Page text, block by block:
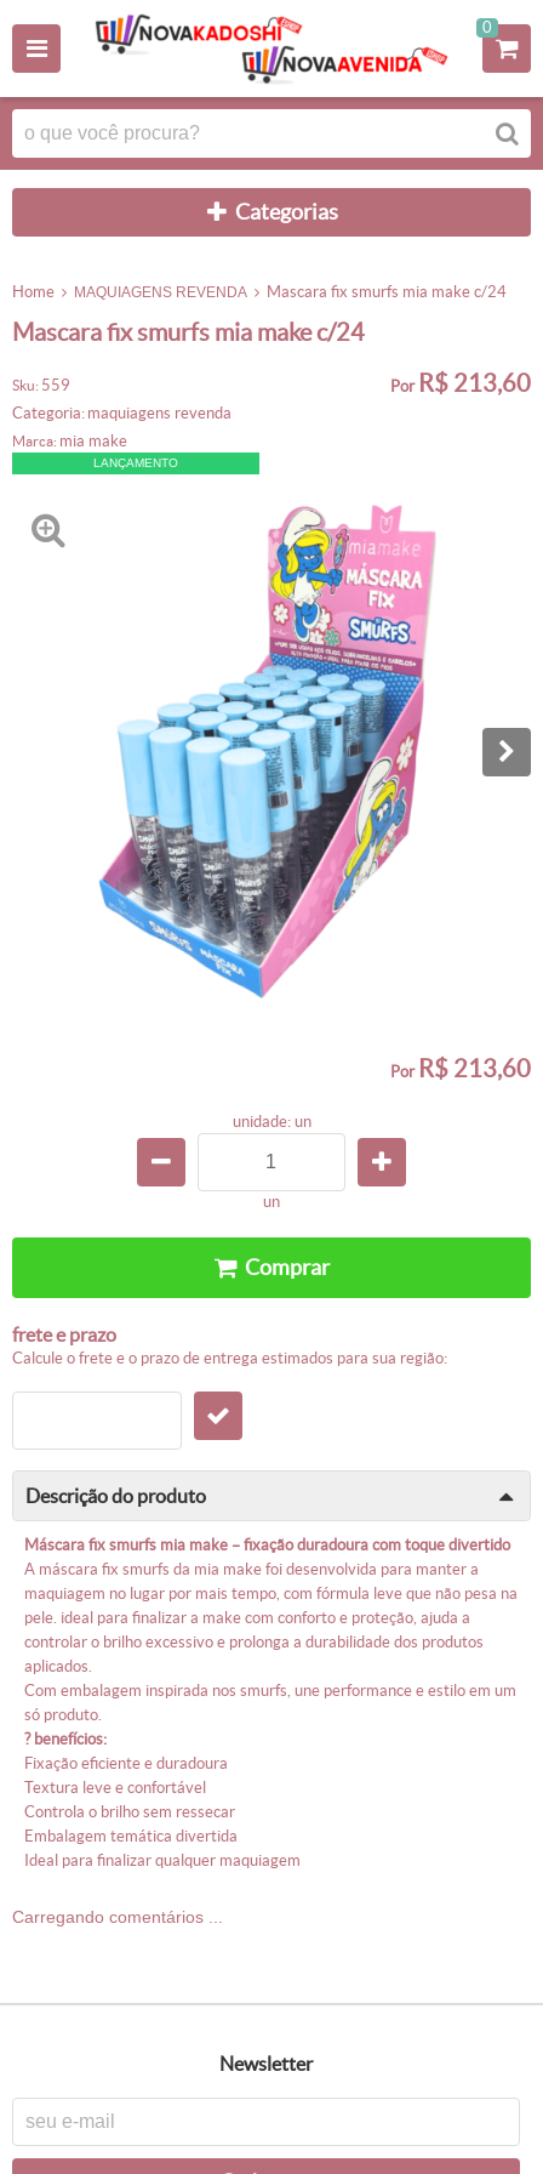
0
categorias
home MAQUIAGENS REVENDA mascara fix smurfs mia make c/24
mascara fix smurfs mia make c/24
sku: 559
categoria: maquiagens revenda
marca: mia make
LANÇAMENTO
por R$ 213,60
por R$ 213,60
unidade: un
un
comprar
frete e prazo
calcule o frete e o prazo de entrega estimados para sua região:
descrição do produto
máscara fix smurfs mia make – fixação duradoura com toque divertido
a máscara fix smurfs da mia make foi desenvolvida para manter a
maquiagem no lugar por mais tempo, com fórmula leve que não pesa na
pele. ideal para finalizar a make com conforto e proteção, ajuda a
controlar o brilho excessivo e prolonga a durabilidade dos produtos
aplicados.
com embalagem inspirada nos smurfs, une performance e estilo em um
só produto.
? benefícios:
fixação eficiente e duradoura
textura leve e confortável
controla o brilho sem ressecar
embalagem temática divertida
ideal para finalizar qualquer maquiagem
Carregando comentários ...
newsletter